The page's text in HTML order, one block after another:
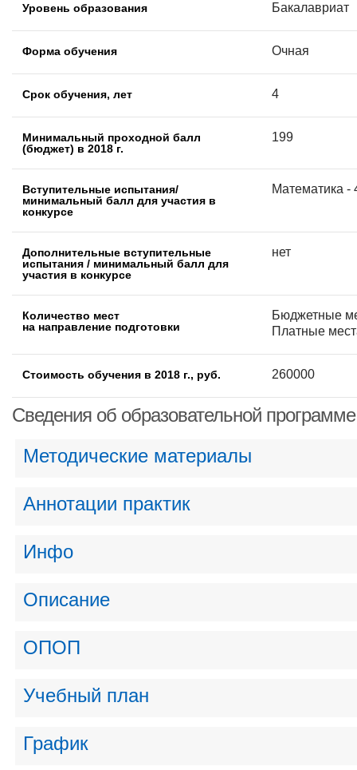
Уровень образования Бакалавриат
Форма обучения Очная
Срок обучения, лет 4
Минимальный проходной балл
(бюджет) в 2018 г.
199
Вступительные испытания/
минимальный балл для участия в
конкурсе
Математика -
Дополнительные вступительные
испытания / минимальный балл для
участия в конкурсе
нет
Количество мест
на направление подготовки
Бюджетные
Платные
Стоимость обучения в 2018 г., руб. 260000
Сведения об образовательной программе
Методические материалы
Аннотации практик
Инфо
Описание
ОПОП
Учебный план
График